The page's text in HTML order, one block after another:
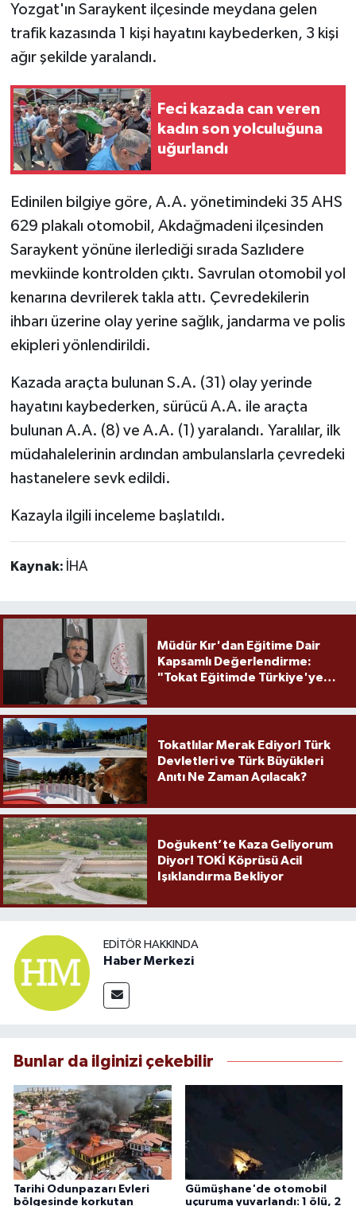
Yozgat'ın Saraykent ilçesinde meydana gelen
trafik kazasında 1 kişi hayatını kaybederken, 3 kişi
ağır şekilde yaralandı.
Feci kazada can veren
kadın son yolculuğuna
uğurlandı
Edinilen bilgiye göre, A.A. yönetimindeki 35 AHS
629 plakalı otomobil, Akdağmadeni ilçesinden
Saraykent yönüne ilerlediği sırada Sazlıdere
mevkiinde kontrolden çıktı. Savrulan otomobil yol
kenarına devrilerek takla attı. Çevredekilerin
ihbarı üzerine olay yerine sağlık, jandarma ve polis
ekipleri yönlendirildi.
Kazada araçta bulunan S.A. (31) olay yerinde
hayatını kaybederken, sürücü A.A. ile araçta
bulunan A.A. (8) ve A.A. (1) yaralandı. Yaralılar, ilk
müdahalelerinin ardından ambulanslarla çevredeki
hastanelere sevk edildi.
Kazayla ilgili inceleme başlatıldı.
Kaynak: İHA
Müdür Kır'dan Eğitime Dair
Kapsamlı Değerlendirme:
"Tokat Eğitimde Türkiye'ye
Tokatlılar Merak Ediyor! Türk
Devletleri ve Türk Büyükleri
Anıtı Ne Zaman Açılacak?
Doğukent’te Kaza Geliyorum
Diyor! TOKİ Köprüsü Acil
Işıklandırma Bekliyor
EDITÖR HAKKINDA
Haber Merkezi
Bunlar da ilginizi çekebilir
Tarihi Odunpazarı Evleri
bölgesinde korkutan
Gümüşhane'de otomobil
uçuruma yuvarlandı: 1 ölü, 2